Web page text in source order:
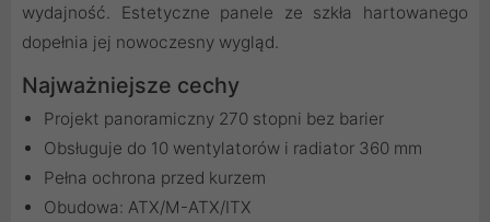
wydajność. Estetyczne panele ze szkła hartowanego
dopełnia jej nowoczesny wygląd.
Najważniejsze cechy
Projekt panoramiczny 270 stopni bez barier
Obsługuje do 10 wentylatorów i radiator 360 mm
Pełna ochrona przed kurzem
Obudowa: ATX/M-ATX/ITX